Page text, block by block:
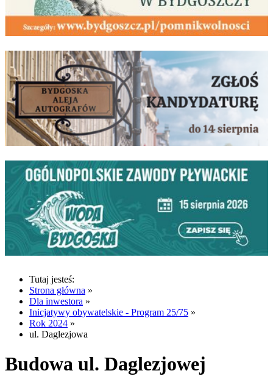
Tutaj jesteś:
Strona główna »
Dla inwestora »
Inicjatywy obywatelskie - Program 25/75 »
Rok 2024 »
ul. Daglezjowa
Budowa ul. Daglezjowej